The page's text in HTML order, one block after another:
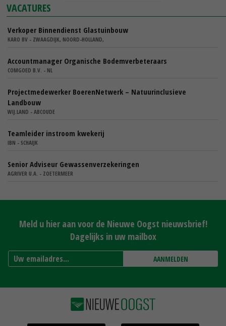
VACATURES
Verkoper Binnendienst Glastuinbouw
KARO BV - ZWAAGDIJK, NOORD-HOLLAND,
Accountmanager Organische Bodemverbeteraars
COMGOED B.V. - NL
Projectmedewerker BoerenNetwerk – Natuurinclusieve
Landbouw
WIJ.LAND - ABCOUDE
Teamleider instroom kwekerij
IBN - SCHAIJK
Senior Adviseur Gewassenverzekeringen
AGRIVER U.A. - ZOETERMEER
Meld u hier aan voor de Nieuwe Oogst nieuwsbrief!
Dagelijks in uw mailbox
AANMELDEN